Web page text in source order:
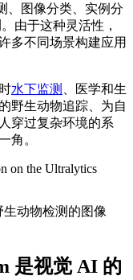
、图像分类、实例分
由于这种灵活性，
多不同场景构建应用
水下监测
、医学和生
野生动物追踪、为自
穿过复杂环境的系
角。
生动物检测的图像
是视觉 AI 的